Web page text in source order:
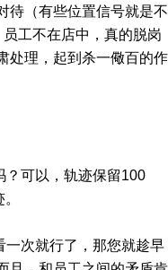
待（有些位置信号就是不
工不在店中，真的脱岗
处理，起到杀一儆百的作
可以，轨迹保留100
次就行了，那您就趁早